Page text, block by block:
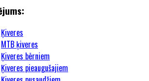
Ķiveres
MTB ķiveres
Ķiveres bērniem
Ķiveres pieaugušajiem